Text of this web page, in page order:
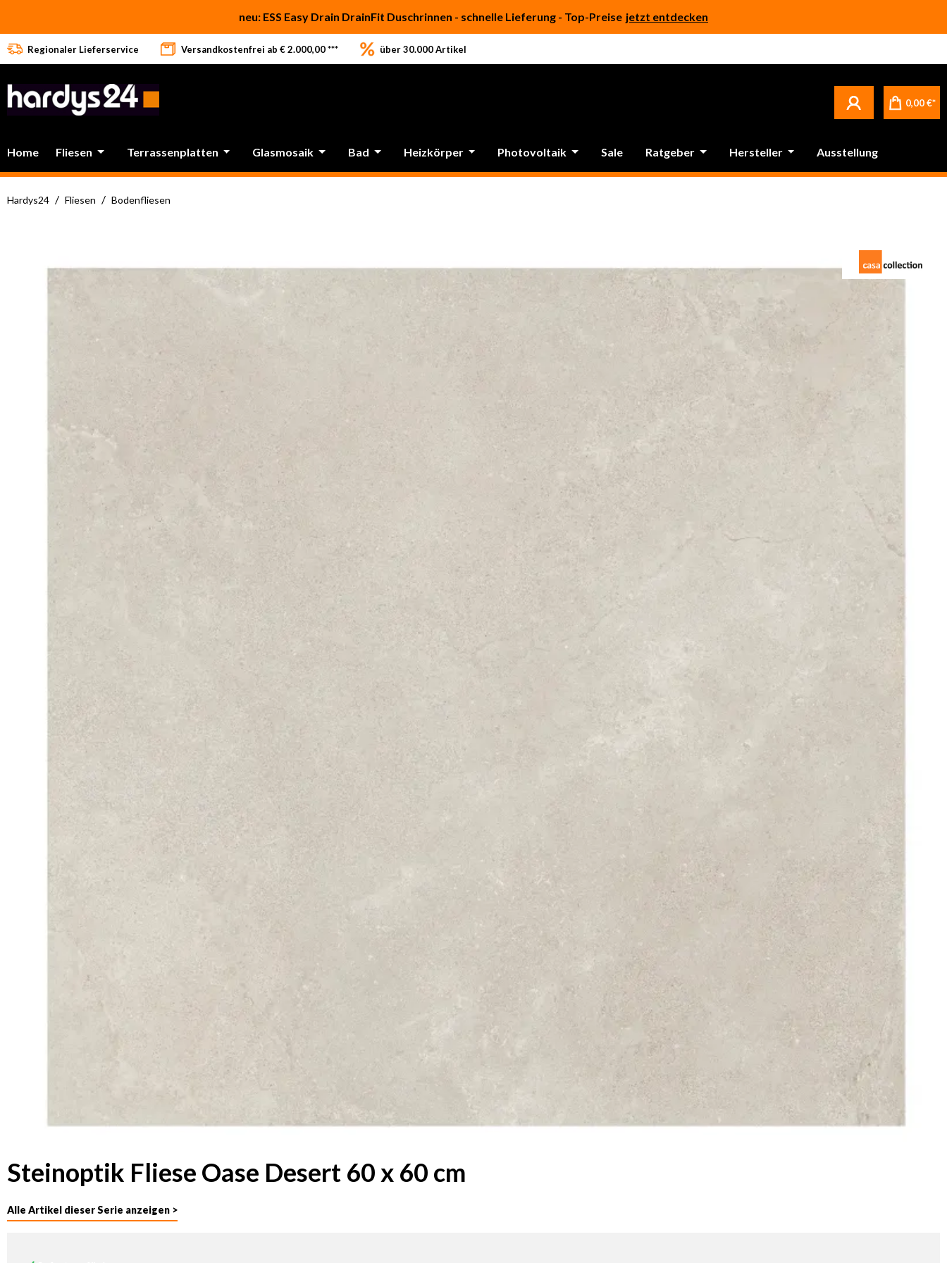
neu: ESS Easy Drain DrainFit Duschrinnen - schnelle Lieferung - Top-Preise jetzt entdecken
Regionaler Lieferservice Versandkostenfrei ab € 2.000,00 *** über 30.000 Artikel
0,00 €*
Home Fliesen Terrassenplatten Glasmosaik Bad Heizkörper Photovoltaik Sale Ratgeber Hersteller Ausstellung
Hardys24 / Fliesen / Bodenfliesen
Steinoptik Fliese Oase Desert 60 x 60 cm
Alle Artikel dieser Serie anzeigen >